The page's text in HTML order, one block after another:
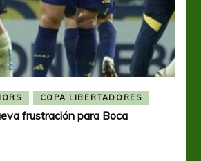
COPA LIBERTADORES
frustración para Boca